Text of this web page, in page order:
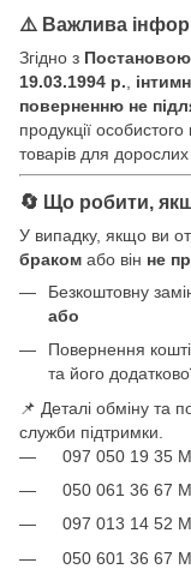
⚠️ Важлива
Згідно з Постановою
19.03.1994 р.
поверненню не
продукції
товарів для
🔄 Що робити,
У випадку, якщо ви
браком або він не
Безкоштовну
або
Повернення
та його
📌 Деталі обміну та
служби підтримки.
097 050 19 35
050 061 36 67
097 013 14 52
050 601 36 67